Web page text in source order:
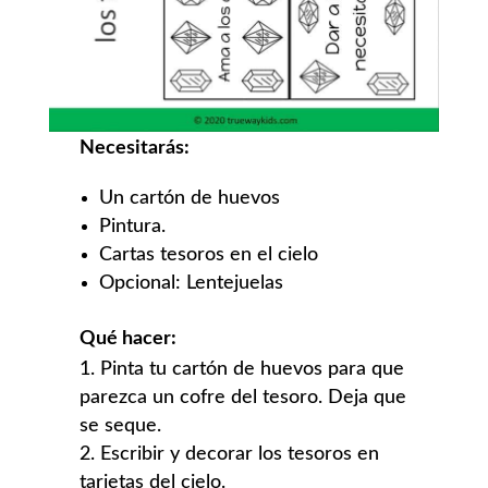
Necesitarás:
Un cartón de huevos
Pintura.
Cartas tesoros en el cielo
Opcional: Lentejuelas
Qué hacer:
Pinta tu cartón de huevos para que
parezca un cofre del tesoro. Deja que
se seque.
Escribir y decorar los tesoros en
tarjetas del cielo.